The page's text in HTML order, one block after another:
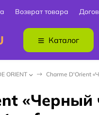
Возврат товара
Каталог
ORIENT Charme D'Orient